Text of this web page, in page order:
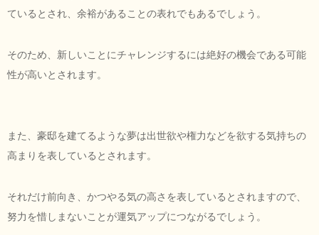
ているとされ、余裕があることの表れでもあるでしょう。
そのため、新しいことにチャレンジするには絶好の機会である可能
性が高いとされます。
また、豪邸を建てるような夢は出世欲や権力などを欲する気持ちの
高まりを表しているとされます。
それだけ前向き、かつやる気の高さを表しているとされますので、
努力を惜しまないことが運気アップにつながるでしょう。